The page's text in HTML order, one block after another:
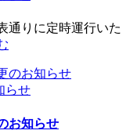
通りに定時運行いた
らせ
お知らせ